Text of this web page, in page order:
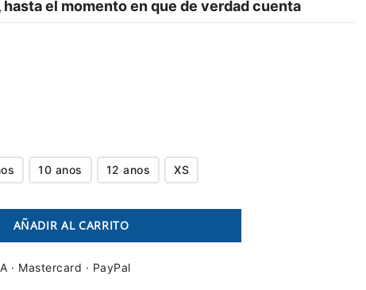
el momento en que de verdad cuenta
10 anos 12 anos XS
AÑADIR AL CARRITO
· Mastercard · PayPal